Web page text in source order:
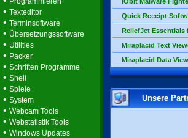
• Texteditor
• Terminsoftware
• Übersetzungssoftware
• Utilities
• Packer
• Schriften Programme
• Shell
• Spiele
• System
• Webcam Tools
• Webstatistik Tools
• Windows Updates
Quick Receipt
ReliefJet Essentials
Miraplacid Text
Miraplacid Data
Unsere